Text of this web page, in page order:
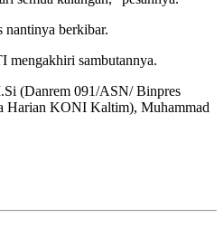
nantinya berkibar.
mengakhiri sambutannya.
(Danrem 091/ASN/ Binpres
Harian KONI Kaltim), Muhammad